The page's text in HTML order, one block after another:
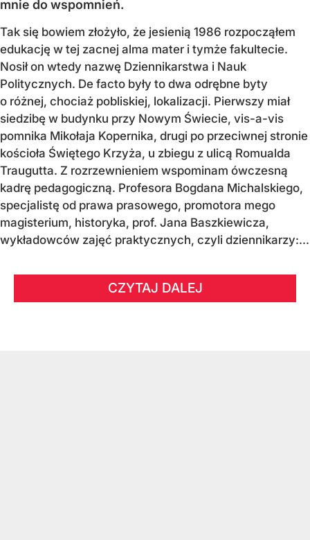
mnie do wspomnień.
Tak się bowiem złożyło, że jesienią 1986 rozpocząłem
edukację w tej zacnej alma mater i tymże fakultecie.
Nosił on wtedy nazwę Dziennikarstwa i Nauk
Politycznych. De facto były to dwa odrębne byty
o różnej, chociaż pobliskiej, lokalizacji. Pierwszy miał
siedzibę w budynku przy Nowym Świecie, vis-a-vis
pomnika Mikołaja Kopernika, drugi po przeciwnej stronie
kościoła Świętego Krzyża, u zbiegu z ulicą Romualda
Traugutta. Z rozrzewnieniem wspominam ówczesną
kadrę pedagogiczną. Profesora Bogdana Michalskiego,
specjalistę od prawa prasowego, promotora mego
magisterium, historyka, prof. Jana Baszkiewicza,
wykładowców zajęć praktycznych, czyli dziennikarzy:...
CZYTAJ DALEJ